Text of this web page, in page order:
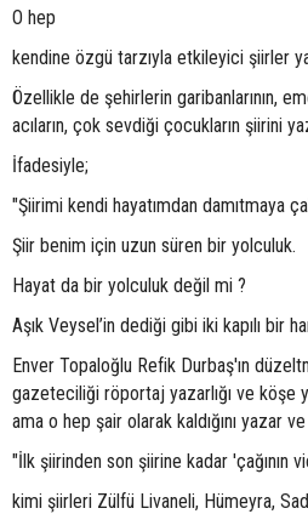
O hep
kendine özgü tarzıyla etkileyici şiirler
Özellikle de şehirlerin garibanlarının,
acıların, çok sevdiği çocukların şiirini
İfadesiyle;
"Şiirimi kendi hayatımdan damıtmaya
Şiir benim için uzun süren bir yolculuk.
Hayat da bir yolculuk değil mi ?
Aşık Veysel’in dediği gibi iki kapılı bir
Enver Topaloğlu Refik Durbaş'ın
gazeteciliği röportaj yazarlığı ve köşe
ama o hep şair olarak kaldığını yazar
"İlk şiirinden son şiirine kadar 'çağının
kimi şiirleri Zülfü Livaneli, Hümeyra,